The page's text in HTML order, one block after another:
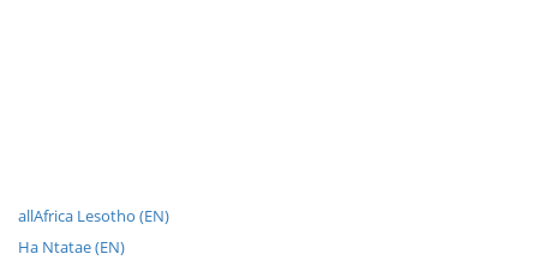
allAfrica Lesotho (EN)
Ha Ntatae (EN)